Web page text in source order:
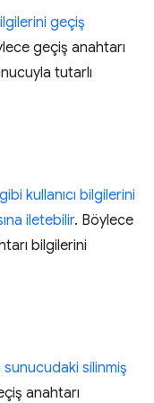
geçiş
geçiş anahtarı
tutarlı
kullanıcı bilgilerini
iletebilir. Böylece
bilgilerini
sunucudaki silinmiş
anahtarı